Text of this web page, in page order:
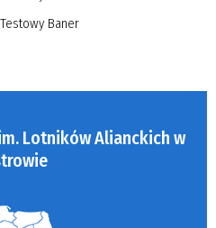
Lotników Alianckich w